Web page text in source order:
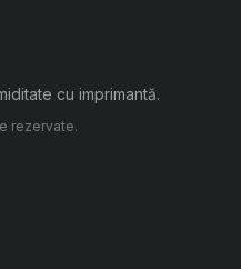
cu imprimantă.
rezervate.